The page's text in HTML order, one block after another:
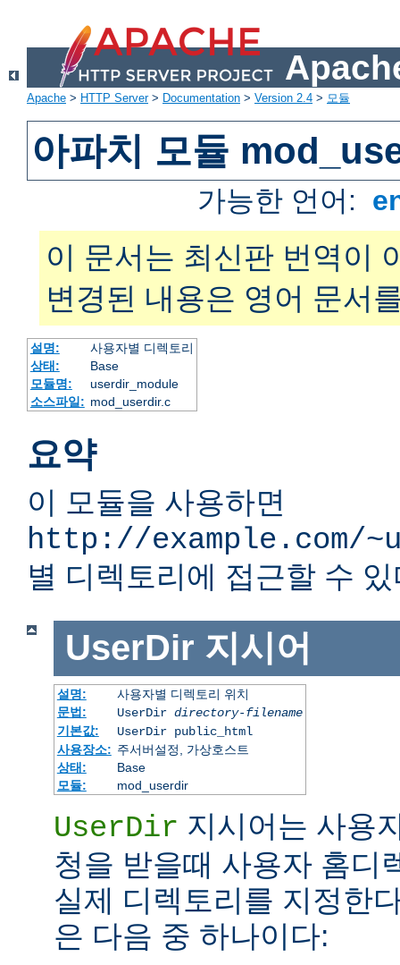
Apache > HTTP Server> Documentation > Version 2.4 > 모듈
아파치 모듈
가능한 언어:
이 문서는 최신판 번역이
변경된 내용은 영어 문서
설명:
사용자별 디렉토리
상태:
Base
모듈명:
userdir_module
소스파일: mod_userdir.c
요약
이 모듈을 사용하면
http://example.com/
별 디렉토리에 접근할 수 있
UserDir 지시어
설명:
사용자별 디렉토리 위치
문법:
UserDir directory-filename
기본값:
UserDir public_html
사용장소: 주서버설정, 가상호스트
상태:
Base
모듈:
mod_userdir
UserDir 지시어는 사용
청을 받을때 사용자 홈디
실제 디렉토리를 지정한
은 다음 중 하나이다: